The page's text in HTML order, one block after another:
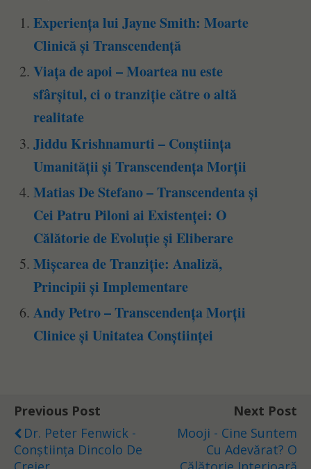
Experiența lui Jayne Smith: Moarte
Clinică și Transcendență
Viața de apoi – Moartea nu este
sfârșitul, ci o tranziție către o altă
realitate
Jiddu Krishnamurti – Conștiința
Umanității și Transcendența Morții
Matias De Stefano – Transcendenta și
Cei Patru Piloni ai Existenței: O
Călătorie de Evoluție și Eliberare
Mișcarea de Tranziție: Analiză,
Principii și Implementare
Andy Petro – Transcendența Morții
Clinice și Unitatea Conștiinței
Previous Post
Dr. Peter Fenwick -
Conștiința Dincolo De
Next Post
Mooji - Cine Suntem
Cu Adevărat? O